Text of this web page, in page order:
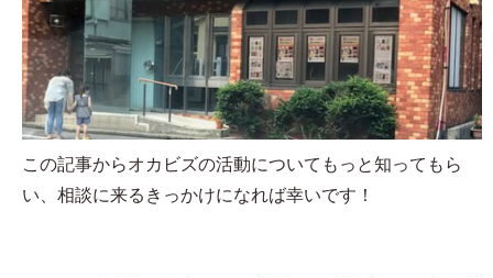
この記事からオカビズの活動についてもっと知ってもら
い、相談に来るきっかけになれば幸いです！